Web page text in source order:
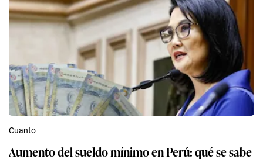
Cuanto
Aumento del sueldo mínimo en Perú: qué se sabe